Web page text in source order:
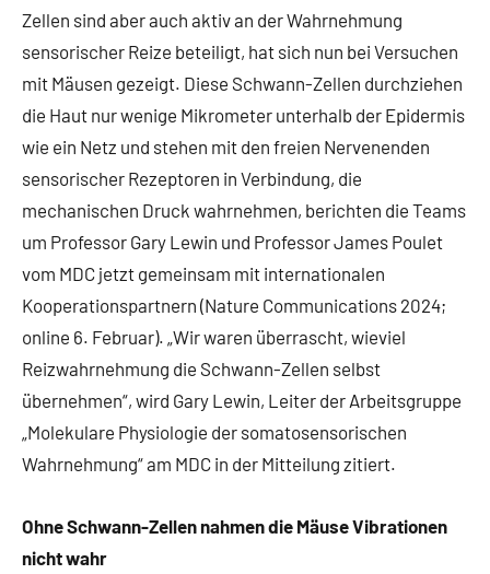
Zellen sind aber auch aktiv an der Wahrnehmung
sensorischer Reize beteiligt, hat sich nun bei Versuchen
mit Mäusen gezeigt. Diese Schwann-Zellen durchziehen
die Haut nur wenige Mikrometer unterhalb der Epidermis
wie ein Netz und stehen mit den freien Nervenenden
sensorischer Rezeptoren in Verbindung, die
mechanischen Druck wahrnehmen, berichten die Teams
um Professor Gary Lewin und Professor James Poulet
vom MDC jetzt gemeinsam mit internationalen
Kooperationspartnern (Nature Communications 2024;
online 6. Februar). „Wir waren überrascht, wieviel
Reizwahrnehmung die Schwann-Zellen selbst
übernehmen“, wird Gary Lewin, Leiter der Arbeitsgruppe
„Molekulare Physiologie der somatosensorischen
Wahrnehmung“ am MDC in der Mitteilung zitiert.
Ohne Schwann-Zellen nahmen die Mäuse Vibrationen
nicht wahr